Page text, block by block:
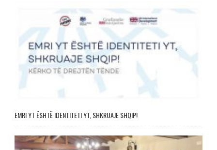
EMRI YT ËSHTË IDENTITETI YT, SHKRUAJE SHQIP!